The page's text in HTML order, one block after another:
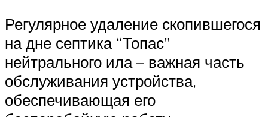
Регулярное удаление скопившегося
на дне септика “Топас”
нейтрального ила – важная часть
обслуживания устройства,
обеспечивающая его